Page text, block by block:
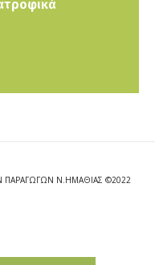
ΠΑΡΑΓΩΓΩΝ Ν.ΗΜΑΘΙΑΣ ©2022